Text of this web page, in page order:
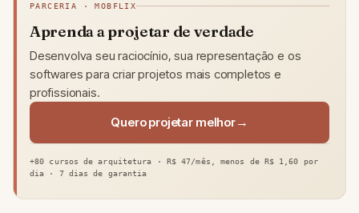
PARCERIA · MOBFLIX
Aprenda a projetar de verdade
Desenvolva seu raciocínio, sua representação e os
softwares para criar projetos mais completos e
profissionais.
Quero projetar melhor
+80 cursos de arquitetura · R$ 47/mês, menos de R$ 1,60 por
dia · 7 dias de garantia